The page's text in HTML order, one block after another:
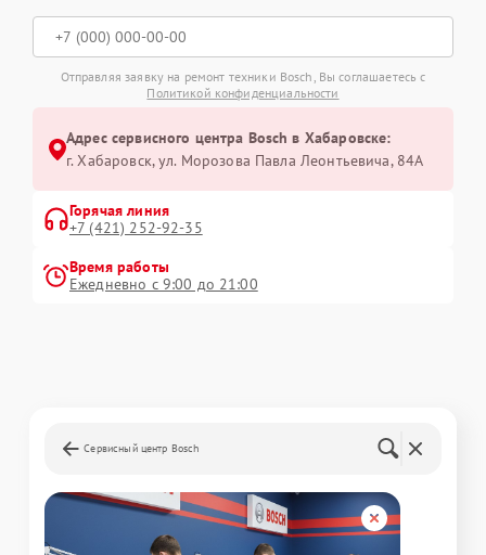
Отправляя заявку на ремонт техники Bosch, Вы соглашаетесь с
Политикой конфиденциальности
Адрес сервисного центра Bosch в Хабаровске:
г. Хабаровск, ул. Морозова Павла Леонтьевича, 84А
Горячая линия
+7 (421) 252-92-35
Время работы
Ежедневно с 9:00 до 21:00
Сервисный центр Bosch